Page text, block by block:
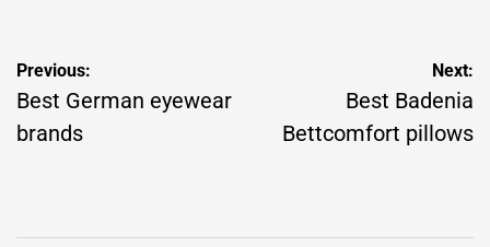
Post
navigation
Previous:
Best German eyewear
brands
Next:
Best Badenia
Bettcomfort pillows